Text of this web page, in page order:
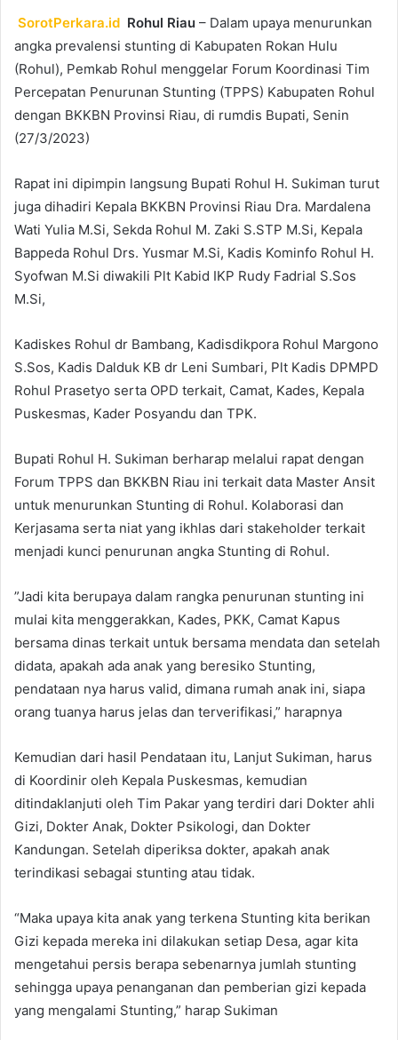
SorotPerkara.id Rohul Riau – Dalam upaya menurunkan
angka prevalensi stunting di Kabupaten Rokan Hulu
(Rohul), Pemkab Rohul menggelar Forum Koordinasi Tim
Percepatan Penurunan Stunting (TPPS) Kabupaten Rohul
dengan BKKBN Provinsi Riau, di rumdis Bupati, Senin
(27/3/2023)
Rapat ini dipimpin langsung Bupati Rohul H. Sukiman turut
juga dihadiri Kepala BKKBN Provinsi Riau Dra. Mardalena
Wati Yulia M.Si, Sekda Rohul M. Zaki S.STP M.Si, Kepala
Bappeda Rohul Drs. Yusmar M.Si, Kadis Kominfo Rohul H.
Syofwan M.Si diwakili Plt Kabid IKP Rudy Fadrial S.Sos
M.Si,
Kadiskes Rohul dr Bambang, Kadisdikpora Rohul Margono
S.Sos, Kadis Dalduk KB dr Leni Sumbari, Plt Kadis DPMPD
Rohul Prasetyo serta OPD terkait, Camat, Kades, Kepala
Puskesmas, Kader Posyandu dan TPK.
Bupati Rohul H. Sukiman berharap melalui rapat dengan
Forum TPPS dan BKKBN Riau ini terkait data Master Ansit
untuk menurunkan Stunting di Rohul. Kolaborasi dan
Kerjasama serta niat yang ikhlas dari stakeholder terkait
menjadi kunci penurunan angka Stunting di Rohul.
”Jadi kita berupaya dalam rangka penurunan stunting ini
mulai kita menggerakkan, Kades, PKK, Camat Kapus
bersama dinas terkait untuk bersama mendata dan setelah
didata, apakah ada anak yang beresiko Stunting,
pendataan nya harus valid, dimana rumah anak ini, siapa
orang tuanya harus jelas dan terverifikasi,” harapnya
Kemudian dari hasil Pendataan itu, Lanjut Sukiman, harus
di Koordinir oleh Kepala Puskesmas, kemudian
ditindaklanjuti oleh Tim Pakar yang terdiri dari Dokter ahli
Gizi, Dokter Anak, Dokter Psikologi, dan Dokter
Kandungan. Setelah diperiksa dokter, apakah anak
terindikasi sebagai stunting atau tidak.
“Maka upaya kita anak yang terkena Stunting kita berikan
Gizi kepada mereka ini dilakukan setiap Desa, agar kita
mengetahui persis berapa sebenarnya jumlah stunting
sehingga upaya penanganan dan pemberian gizi kepada
yang mengalami Stunting,” harap Sukiman